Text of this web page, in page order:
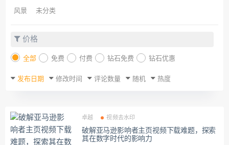
风景 未分类
价格
全部 免费 付费 钻石免费 钻石优惠
发布日期 修改时间 评论数量 随机 热度
卓越 视频去水印
破解亚马逊影响者主页视频下载难题，探索
其在数字时代的影响力